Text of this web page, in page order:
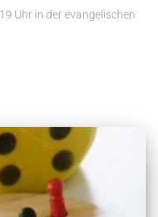
Uhr in der evangelischen